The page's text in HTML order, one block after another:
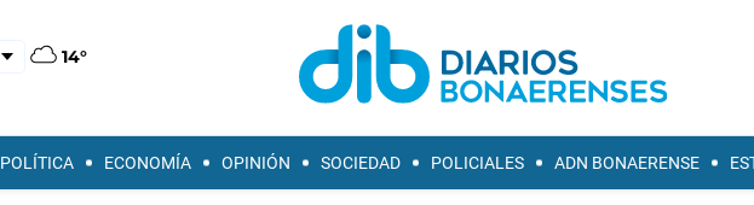
14°
POLÍTICA ECONOMÍA OPINIÓN SOCIEDAD POLICIALES ADN BONAERENSE